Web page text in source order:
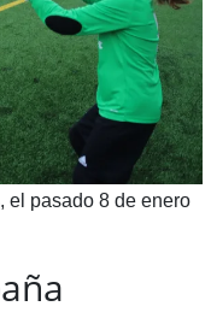
el pasado 8 de enero